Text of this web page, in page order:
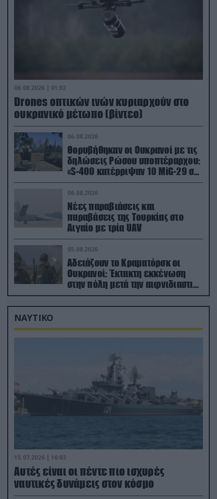
06.08.2026 | 01:02
Drones οπτικών ινών κυριαρχούν στο
ουκρανικό μέτωπο (βίντεο)
06.08.2026
Θορυβήθηκαν οι Ουκρανοί με τις
δηλώσεις Ρώσου υποπτέραρχου:
«S-400 κατέρριψαν 10 MiG-29 σε
μόλις μια μέρα!»
06.08.2026
Νέες παραβιάσεις και
παραβάσεις της Τουρκίας στο
Αιγαίο με τρία UAV
05.08.2026
Αδειάζουν το Κραματόρσκ οι
Ουκρανοί: Έκτακτη εκκένωση
στην πόλη μετά την αιφνιδιαστική
προώθηση των Ρώσων (βίντεο)
ΝΑΥΤΙΚΟ
15.07.2026 | 16:03
Aυτές είναι οι πέντε πιο ισχυρές
ναυτικές δυνάμεις στον κόσμο